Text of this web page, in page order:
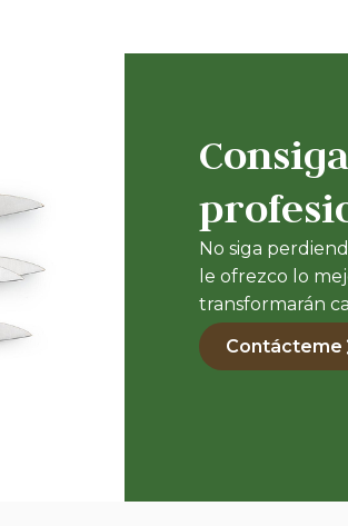
No siga
le ofrezco lo
transformarán
Contácteme